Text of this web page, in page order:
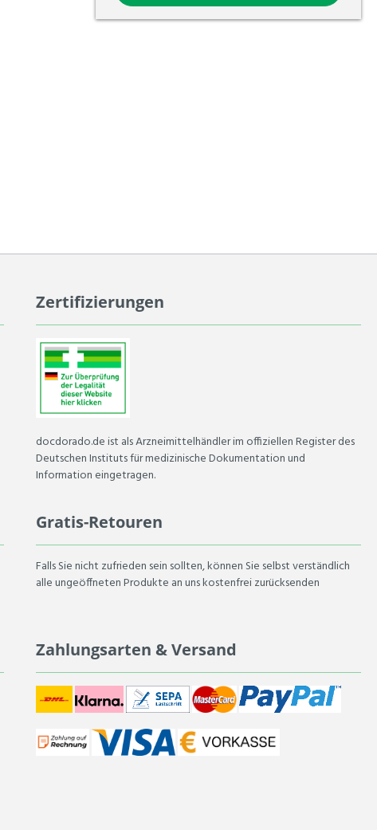
Zertifizierungen
docdorado.de ist als Arzneimittelhändler im offiziellen Register des
Deutschen Instituts für medizinische Dokumentation und
Information eingetragen.
Gratis-Retouren
Falls Sie nicht zufrieden sein sollten, können Sie selbst verständlich
alle ungeöffneten Produkte an uns kostenfrei zurücksenden
Zahlungsarten & Versand